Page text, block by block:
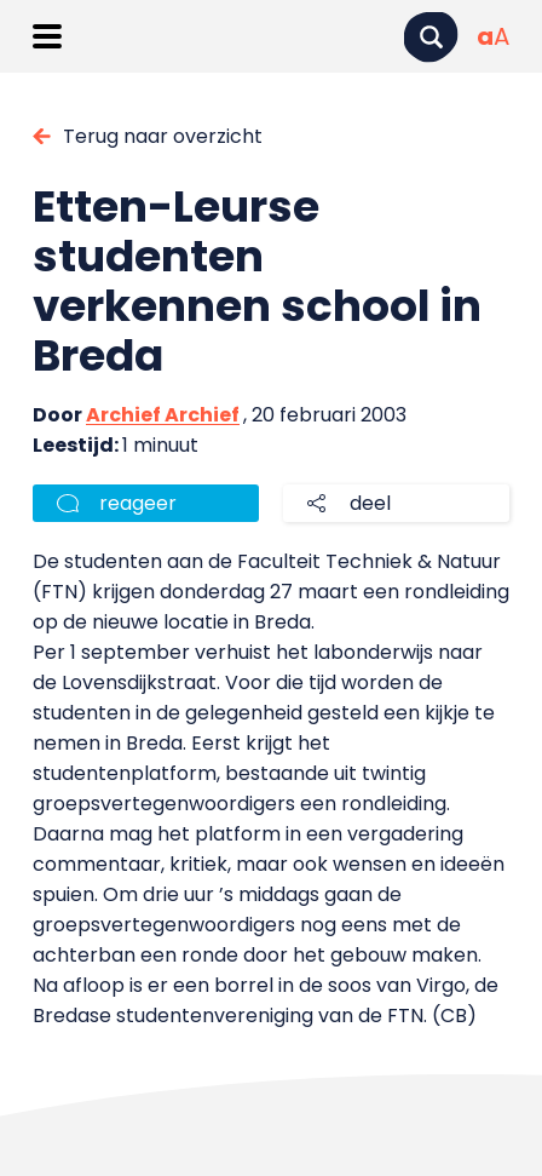
aA
Terug naar overzicht
Etten-Leurse
studenten
verkennen school in
Breda
DoorArchief Archief, 20 februari 2003
Leestijd:1 minuut
reageer deel
De studenten aan de Faculteit Techniek & Natuur
(FTN) krijgen donderdag 27 maart een rondleiding
op de nieuwe locatie in Breda.
Per 1 september verhuist het labonderwijs naar
de Lovensdijkstraat. Voor die tijd worden de
studenten in de gelegenheid gesteld een kijkje te
nemen in Breda. Eerst krijgt het
studentenplatform, bestaande uit twintig
groepsvertegenwoordigers een rondleiding.
Daarna mag het platform in een vergadering
commentaar, kritiek, maar ook wensen en ideeën
spuien. Om drie uur ’s middags gaan de
groepsvertegenwoordigers nog eens met de
achterban een ronde door het gebouw maken.
Na afloop is er een borrel in de soos van Virgo, de
Bredase studentenvereniging van de FTN. (CB)